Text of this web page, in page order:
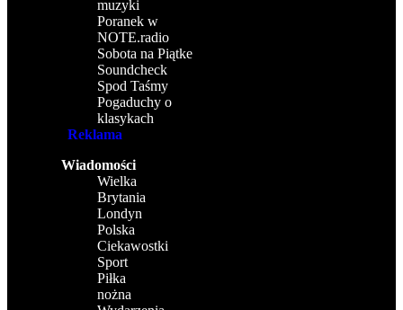
muzyki
Poranek w
NOTE.radio
Sobota na Piątke
Soundcheck
Spod Taśmy
Pogaduchy o
klasykach
Reklama
Wiadomości
Wielka
Brytania
Londyn
Polska
Ciekawostki
Sport
Piłka
nożna